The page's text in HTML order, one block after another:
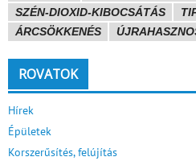
SZÉN-DIOXID-KIBOCSÁTÁS
ÁRCSÖKKENÉS
ROVATOK
Hírek
Épületek
Korszerűsítés, felújítás